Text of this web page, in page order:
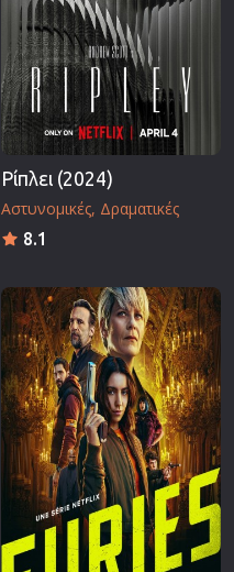
Ρίπλει (2024)
Αστυνομικές Δραματικές
8.1